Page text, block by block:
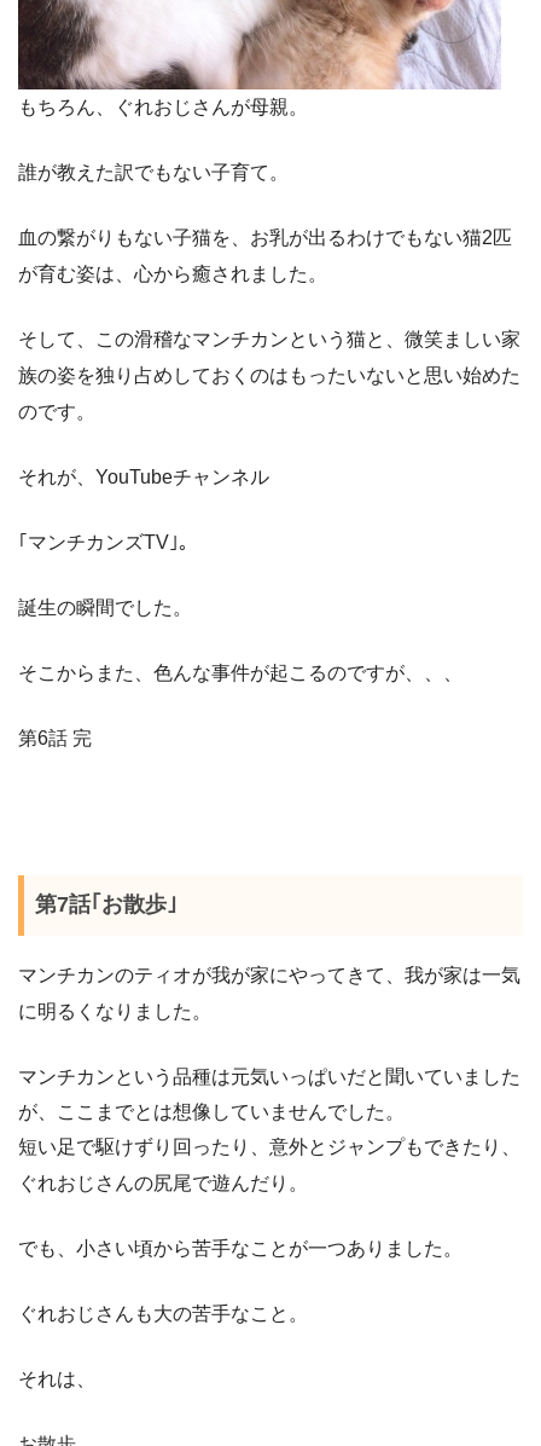
もちろん、ぐれおじさんが母親。
誰が教えた訳でもない子育て。
血の繋がりもない子猫を、お乳が出るわけでもない猫2匹
が育む姿は、心から癒されました。
そして、この滑稽なマンチカンという猫と、微笑ましい家
族の姿を独り占めしておくのはもったいないと思い始めた
のです。
それが、 YouTubeチャンネル
｢マンチカンズTV ｣。
誕生の瞬間でした。
そこからまた、色んな事件が起こるのですが、、、
第6話 完
第7話｢お散歩｣
マンチカンのティオが我が家にやってきて、我が家は一気
に明るくなりました。
マンチカンという品種は元気いっぱいだと聞いていました
が、ここまでとは想像していませんでした。
短い足で駆けずり回ったり、意外とジャンプもできたり、
ぐれおじさんの尻尾で遊んだり。
でも、小さい頃から苦手なことが一つありました。
ぐれおじさんも大の苦手なこと。
それは、